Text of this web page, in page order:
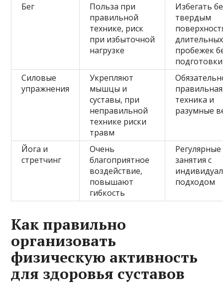
Бег
Польза при
правильной
технике, риск
при избыточной
нагрузке
Избегать
твердым
длительных
пробежек
подготовки
Силовые
упражнения
Укрепляют
мышцы и
суставы, при
неправильной
технике риски
травм
правильная
техника и
разумные
Йога и
стретчинг
Очень
благоприятное
воздействие,
повышают
гибкость
Регулярные
занятия с
подходом
Как правильно
организовать
физическую активность
для здоровья суставов